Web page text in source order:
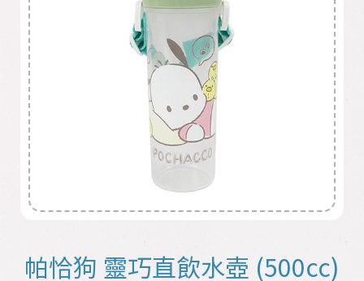
帕恰狗 靈巧直飲水壺 (500cc)